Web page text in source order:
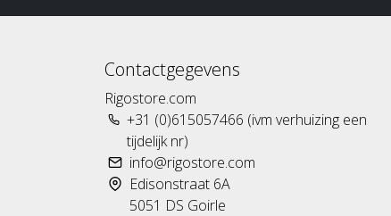
Contactgegevens
Rigostore.com
+31 (0)615057466 (ivm verhuizing een
tijdelijk nr)
info@rigostore.com
Edisonstraat 6A
5051 DS Goirle